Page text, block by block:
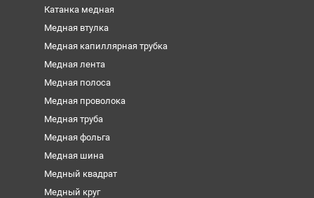
Катанка медная
Медная втулка
Медная капиллярная трубка
Медная лента
Медная полоса
Медная проволока
Медная труба
Медная фольга
Медная шина
Медный квадрат
Медный круг